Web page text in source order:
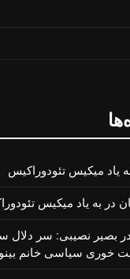
یاد میكیس تئودوراكیس
در به یاد میكیس
در بصیر نصیبی: سر دلال
خوری سیاسی خانم